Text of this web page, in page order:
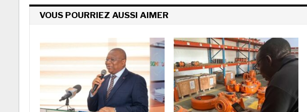
VOUS POURRIEZ AUSSI AIMER